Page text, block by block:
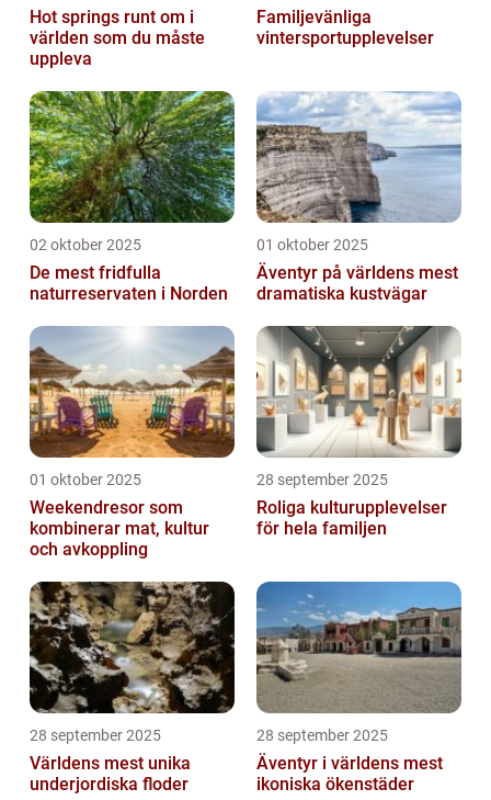
Hot springs runt om i
världen som du måste
uppleva
Familjevänliga
vintersportupplevelser
02 oktober 2025
De mest fridfulla
naturreservaten i Norden
01 oktober 2025
Äventyr på världens mest
dramatiska kustvägar
01 oktober 2025
Weekendresor som
kombinerar mat, kultur
och avkoppling
28 september 2025
Roliga kulturupplevelser
för hela familjen
28 september 2025
Världens mest unika
underjordiska floder
28 september 2025
Äventyr i världens mest
ikoniska ökenstäder